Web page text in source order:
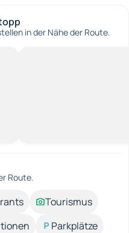
in der Nähe der Route.
Route.
Tourismus
Parkplätze